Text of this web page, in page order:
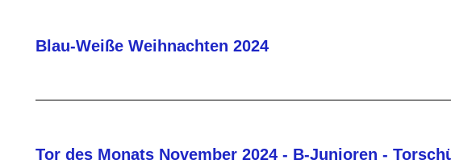
Blau-Weiße Weihnachten 2024
Tor des Monats November 2024 - B-Junioren -